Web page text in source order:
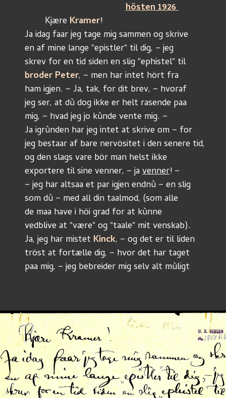
hösten 1926
	Kjære
Kramer!
Ja idag faar jeg tage mig sammen og skrive
en af mine lange "epistler" til dig, – jeg
skrev for en tid siden en slig "ephistel" til
broder Peter, – men har intet hört fra
ham igjen. – Ja, tak, for dit brev, – hvoraf
jeg ser, at dù dog ikke er helt rasende paa
mig, – hvad jeg jo kùnde vente mig. –
Ja igrùnden har jeg intet at skrive om – for
jeg bestaar af bare nervösitet i den senere tid,
og den slags vare bör man helst ikke
exportere til sine venner, – ja venner! –
– jeg har altsaa et par igjen endnù – en slig
som dù – med all din taalmod, (som alle
de maa have i höi grad for at kùnne
vedblive at "være" og "taale" mit venskab).
Ja, jeg har mistet Kinck, – og det er til liden
tröst at fortælle dig, – hvor det har taget
paa mig, – jeg bebreider mig selv alt mùligt